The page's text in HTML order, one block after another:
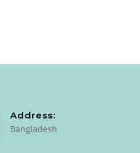
Address:
Bangladesh